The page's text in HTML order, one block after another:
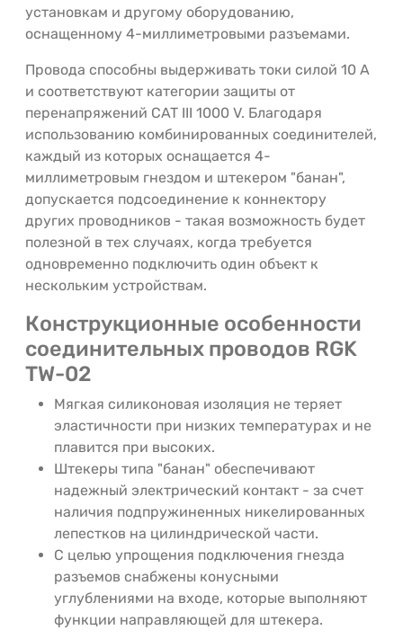
установкам и другому оборудованию,
оснащенному 4-миллиметровыми разъемами.
Провода способны выдерживать токи силой 10 А
и соответствуют категории защиты от
перенапряжений CAT III 1000 V. Благодаря
использованию комбинированных соединителей,
каждый из которых оснащается 4-
миллиметровым гнездом и штекером "банан",
допускается подсоединение к коннектору
других проводников - такая возможность будет
полезной в тех случаях, когда требуется
одновременно подключить один объект к
нескольким устройствам.
Конструкционные особенности
соединительных проводов RGK
TW-02
Мягкая силиконовая изоляция не теряет
эластичности при низких температурах и не
плавится при высоких.
Штекеры типа "банан" обеспечивают
надежный электрический контакт - за счет
наличия подпружиненных никелированных
лепестков на цилиндрической части.
С целью упрощения подключения гнезда
разъемов снабжены конусными
углублениями на входе, которые выполняют
функции направляющей для штекера.